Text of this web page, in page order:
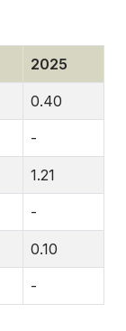
2025
0.40
-
1.21
-
0.10
-